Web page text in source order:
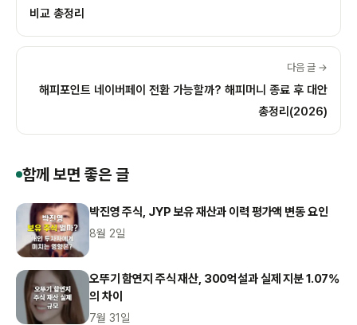
비교 총정리
다음 글 →
해피포인트 네이버페이 전환 가능할까? 해피머니 종료 후 대안
총정리(2026)
함께 보면 좋은 글
박진영 주식, JYP 보유 재산과 이력 평가액 변동 요인
8월 2일
오뚜기 함연지 주식 재산, 300억설과 실제 지분 1.07%
의 차이
7월 31일